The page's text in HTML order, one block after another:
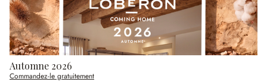
Automne 2026
Commandez-le gratuitement